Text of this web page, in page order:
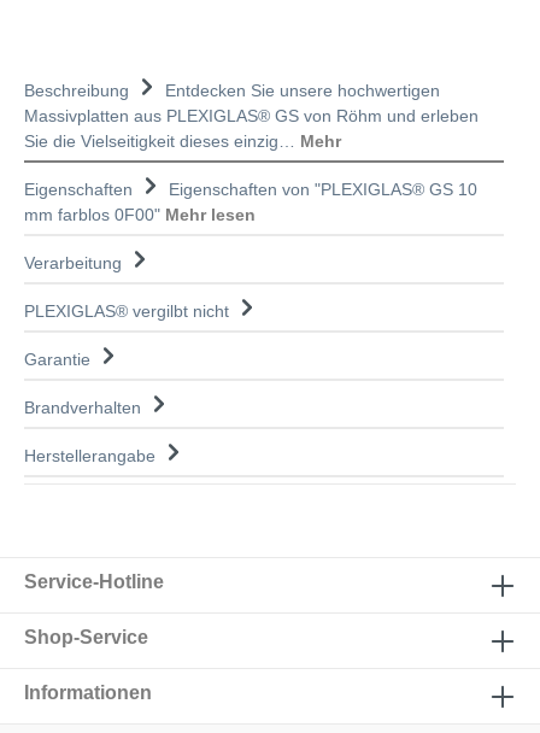
Beschreibung
Entdecken Sie unsere hochwertigen
Massivplatten aus PLEXIGLAS® GS von Röhm und erleben
Sie die Vielseitigkeit dieses einzig… Mehr
Eigenschaften
Eigenschaften von "PLEXIGLAS® GS 10
mm farblos 0F00" Mehr lesen
Verarbeitung
PLEXIGLAS® vergilbt nicht
Garantie
Brandverhalten
Herstellerangabe
Service-Hotline
Shop-Service
Informationen